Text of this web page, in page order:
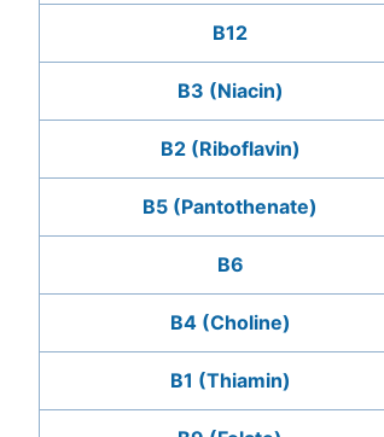
B12
B3 (Niacin)
B2 (Riboflavin)
B5 (Pantothenate)
B6
B4 (Choline)
B1 (Thiamin)